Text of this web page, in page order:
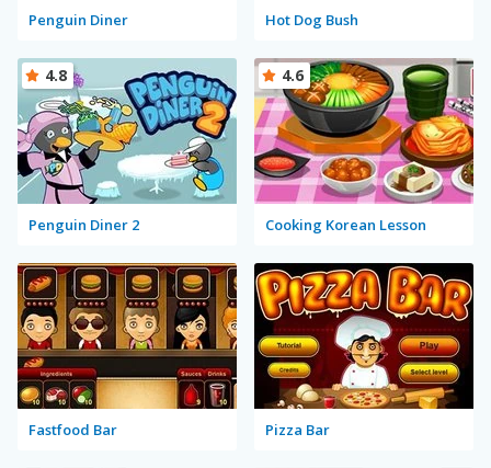
Penguin Diner Hot Dog Bush
Penguin Diner 2
4.8
Cooking Korean Lesson
4.6
Fastfood Bar Pizza Bar